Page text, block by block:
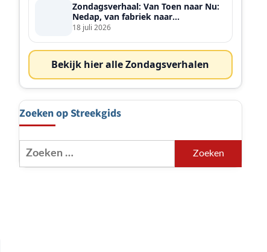
Zondagsverhaal: Van Toen naar Nu:
Nedap, van fabriek naar
wereldspeler
18 juli 2026
Bekijk hier alle Zondagsverhalen
Zoeken op Streekgids
Zoeken
naar: